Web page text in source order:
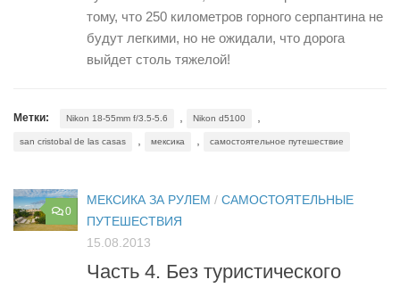
тому, что 250 километров горного серпантина не
будут легкими, но не ожидали, что дорога
выйдет столь тяжелой!
Метки: Nikon 18-55mm f/3.5-5.6 Nikon d5100
san cristobal de las casas мексика самостоятельное путешествие
0
МЕКСИКА ЗА РУЛЕМ / САМОСТОЯТЕЛЬНЫЕ
ПУТЕШЕСТВИЯ
15.08.2013
Часть 4. Без туристического